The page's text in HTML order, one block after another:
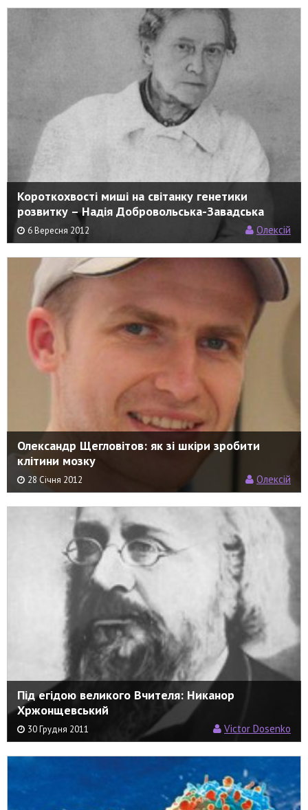
Короткохвості миші на світанку генетики
розвитку – Надія Добровольська-Завадська
6 Вересня 2012 Олексій
Олександр Щегловітов: як зі шкіри зробити
клітини мозку
28 Січня 2012 Олексій
Під егідою великого Вчителя: Никанор
Хржонщевський
30 Грудня 2011 Victor Dosenko